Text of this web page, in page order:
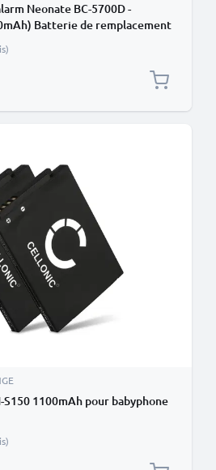
Neonate BC-5700D -
Batterie de remplacement
1100mAh pour babyphone